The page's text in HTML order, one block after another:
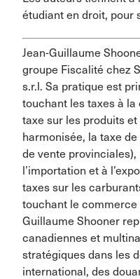
étudiant en droit, pour
Jean-Guillaume
groupe Fiscalité chez
s.r.l. Sa pratique est
touchant les taxes à
taxe sur les produits
harmonisée, la taxe
de vente
l’importation et à
taxes sur les
touchant le commerce
Guillaume Shooner
canadiennes et
stratégiques dans les
international, des